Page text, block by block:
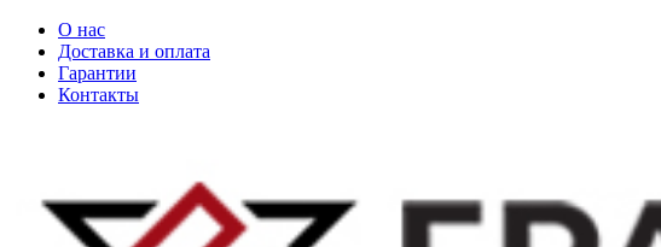
О нас
Доставка и оплата
Гарантии
Контакты